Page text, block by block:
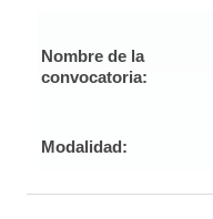
Nombre de la
convocatoria:
Modalidad: